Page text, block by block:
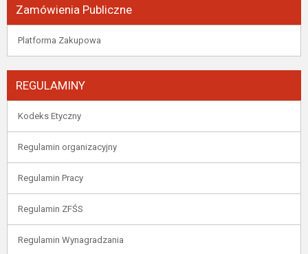
Zamówienia Publiczne
Platforma Zakupowa
REGULAMINY
Kodeks Etyczny
Regulamin organizacyjny
Regulamin Pracy
Regulamin ZFŚS
Regulamin Wynagradzania